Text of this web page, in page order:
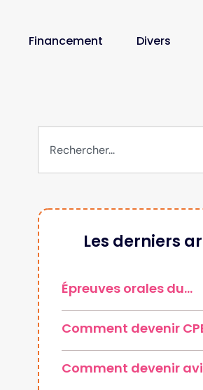
Financement Divers
Les derniers
Épreuves orales du…
Comment devenir
Comment devenir